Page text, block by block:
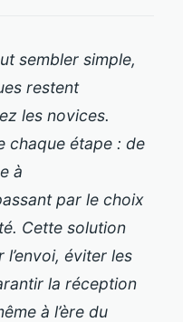
sembler simple,
restent
les novices.
chaque étape : de
à
par le choix
Cette solution
éviter les
la réception
à l’ère du